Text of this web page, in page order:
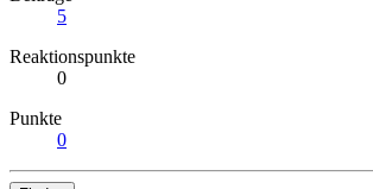
5
Reaktionspunkte
0
Punkte
0